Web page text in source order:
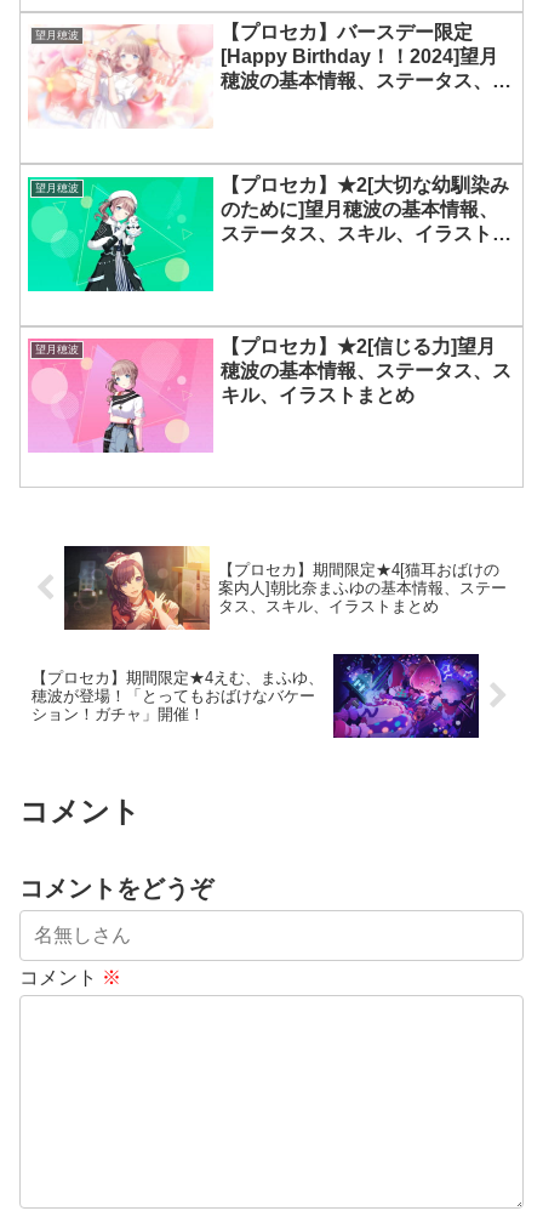
望月穂波
【プロセカ】バースデー限定
[Happy Birthday！！2024]望月
穂波の基本情報、ステータス、ス
望月穂波
【プロセカ】★2[大切な幼馴染み
のために]望月穂波の基本情報、
ステータス、スキル、イラストま
望月穂波
【プロセカ】★2[信じる力]望月
穂波の基本情報、ステータス、ス
キル、イラストまとめ
【プロセカ】期間限定★4[猫耳おばけの
案内人]朝比奈まふゆの基本情報、ステー
タス、スキル、イラストまとめ
【プロセカ】期間限定★4えむ、まふゆ、
穂波が登場！「とってもおばけなバケー
ション！ガチャ」開催！
コメント
コメントをどうぞ
コメント ※